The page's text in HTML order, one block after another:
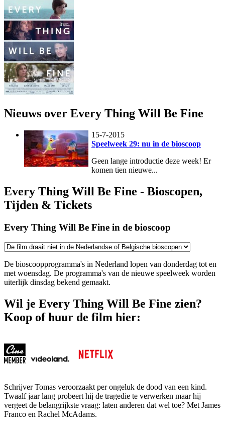
Nieuws over Every Thing Will Be Fine
15-7-2015
Speelweek 29: nu in de bioscoop
Geen lange introductie deze week! Er
komen tien nieuwe...
Every Thing Will Be Fine - Bioscopen,
Tijden & Tickets
Every Thing Will Be Fine in de bioscoop
De bioscoopprogramma's in Nederland lopen van donderdag tot en
met woensdag. De programma's van de nieuwe speelweek worden
uiterlijk dinsdag bekend gemaakt.
Wil je Every Thing Will Be Fine zien?
Koop of huur de film hier:
Schrijver Tomas veroorzaakt per ongeluk de dood van een kind.
Twaalf jaar lang probeert hij de tragedie te verwerken maar hij
vergeet de belangrijkste vraag: laten anderen dat wel toe? Met James
Franco en Rachel McAdams.